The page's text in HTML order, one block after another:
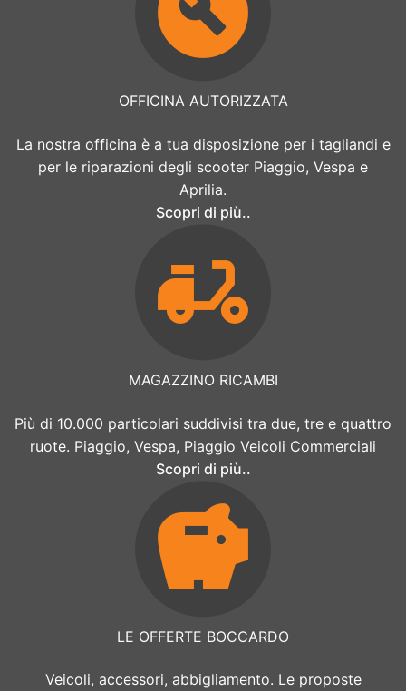
OFFICINA AUTORIZZATA
La nostra officina è a tua disposizione per i tagliandi e
per le riparazioni degli scooter Piaggio, Vespa e
Aprilia.
Scopri di più..
MAGAZZINO RICAMBI
Più di 10.000 particolari suddivisi tra due, tre e quattro
ruote. Piaggio, Vespa, Piaggio Veicoli Commerciali
Scopri di più..
LE OFFERTE BOCCARDO
Veicoli, accessori, abbigliamento. Le proposte